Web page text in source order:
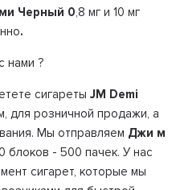
Черный 0,8 мг и 10 мг
.
нами ?
сигареты JM Demi
для розничной продажи, а
Мы отправляем Джи м
блоков - 500 пачек. У нас
сигарет, которые мы